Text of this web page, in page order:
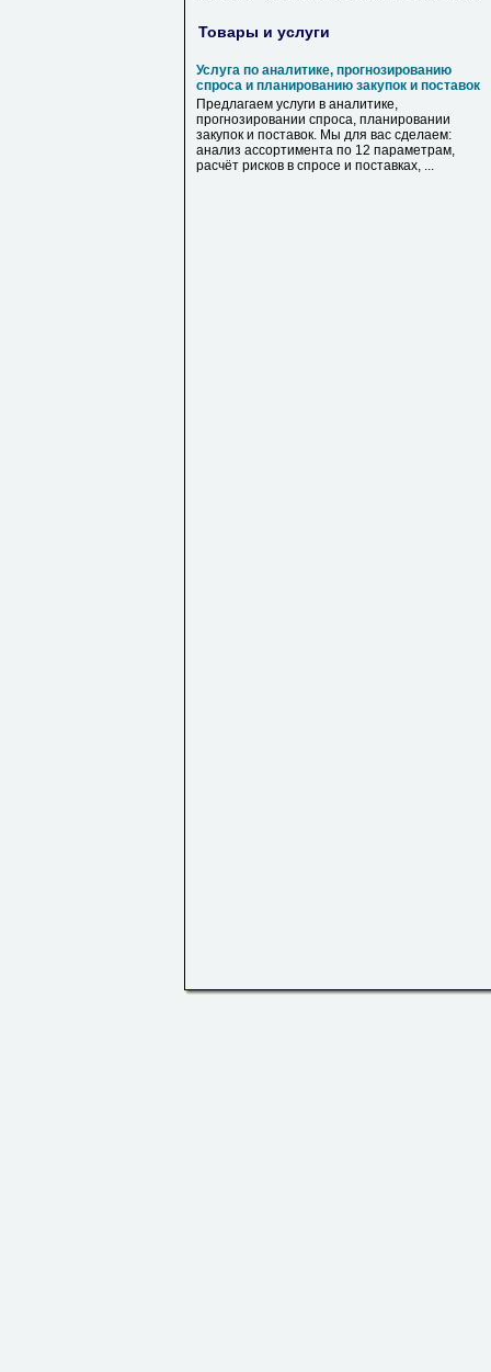
Товары и услуги
Услуга по аналитике, прогнозированию
спроса и планированию закупок и поставок
Предлагаем услуги в аналитике,
прогнозировании спроса, планировании
закупок и поставок. Мы для вас сделаем:
анализ ассортимента по 12 параметрам,
расчёт рисков в спросе и поставках, ...